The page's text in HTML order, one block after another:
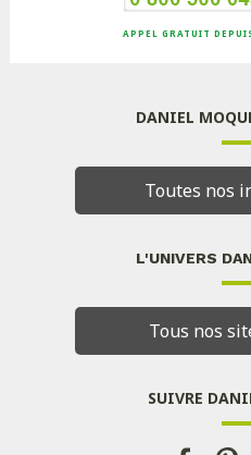
APPEL GRATUIT
DANIEL
Toutes nos
L'UNIVERS
Tous nos
SUIVRE